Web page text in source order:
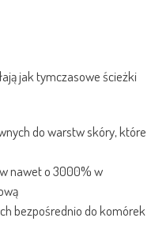
jak tymczasowe ścieżki
do warstw skóry, które
nawet o 3000% w
bezpośrednio do komórek